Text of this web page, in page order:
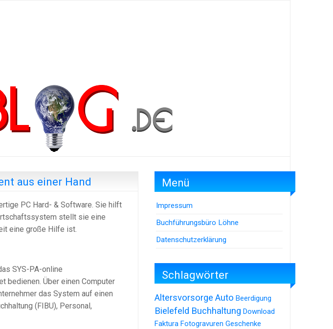
aus einer Hand
PC Hard- & Software. Sie hilft
stellt sie eine
eine große Hilfe ist.
SYS-PA-online
bedienen. Über einen Computer
das System auf einen
(FIBU), Personal,
Menü
Impressum
Buchführungsbüro Löhne
Datenschutzerklärung
Schlagwörter
Altersvorsorge Auto Beerdigung
Bielefeld Buchhaltung Download
Faktura Fotogravuren Geschenke